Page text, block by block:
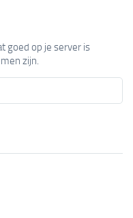
goed op je server is
zijn.